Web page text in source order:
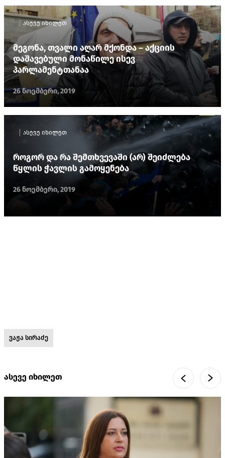
ასევე იხილეთ
მეგონა, თვალი აღარ მქონდა – აქციის
დაშავებული მონაწილე ისევ
პარლამენტთანაა
26 ნოემბერი, 2019
ასევე იხილეთ
როგორ და რა შემთხვევაში (არ) შეიძლება
წყლის ჭავლის გამოყენება
26 ნოემბერი, 2019
ვაჟა სირაძე
ასევე იხილეთ